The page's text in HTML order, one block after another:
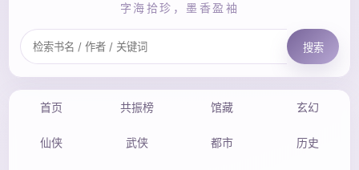
字海拾珍，墨香盈袖
搜索
首页 共振榜 馆藏 玄幻
仙侠 武侠 都市 历史